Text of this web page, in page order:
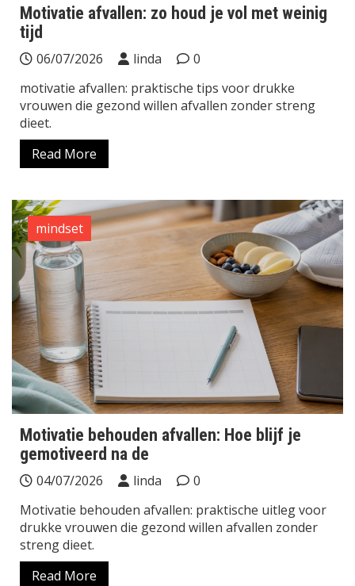
Motivatie afvallen: zo houd je vol met weinig
tijd
06/07/2026 linda
0
motivatie afvallen: praktische tips voor drukke
vrouwen die gezond willen afvallen zonder streng
dieet.
Read More
mindset
Motivatie behouden afvallen: Hoe blijf je
gemotiveerd na de
04/07/2026 linda
0
Motivatie behouden afvallen: praktische uitleg voor
drukke vrouwen die gezond willen afvallen zonder
streng dieet.
Read More